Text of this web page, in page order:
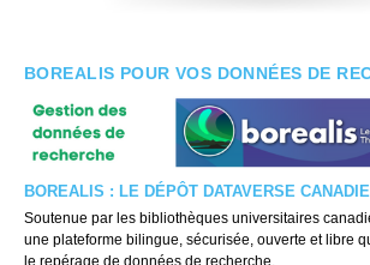
BOREALIS POUR VOS DONNÉES DE
BOREALIS : LE DÉPÔT DATAVERSE
Soutenue par les bibliothèques universitaires
une plateforme bilingue, sécurisée, ouverte et libre
le repérage de données de recherche.